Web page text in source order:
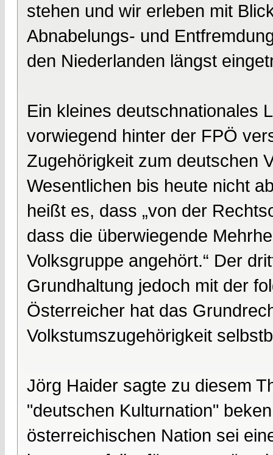
stehen und wir erleben mit
Abnabelungs- und
den Niederlanden längst
Ein kleines deutschnationales
vorwiegend hinter der FPÖ
Zugehörigkeit zum deutschen
Wesentlichen bis heute nicht
heißt es, dass „von der
dass die überwiegende
Volksgruppe angehört.“ Der
Grundhaltung jedoch mit der
Österreicher hat das
Volkstumszugehörigkeit
Jörg Haider sagte zu diesem
"deutschen Kulturnation"
österreichischen Nation sei